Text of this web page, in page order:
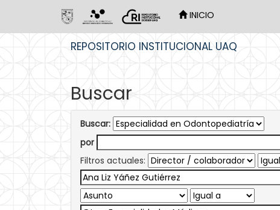
INICIO
REPOSITORIO INSTITUCIONAL UAQ
Buscar
Buscar:
por
Filtros actuales: